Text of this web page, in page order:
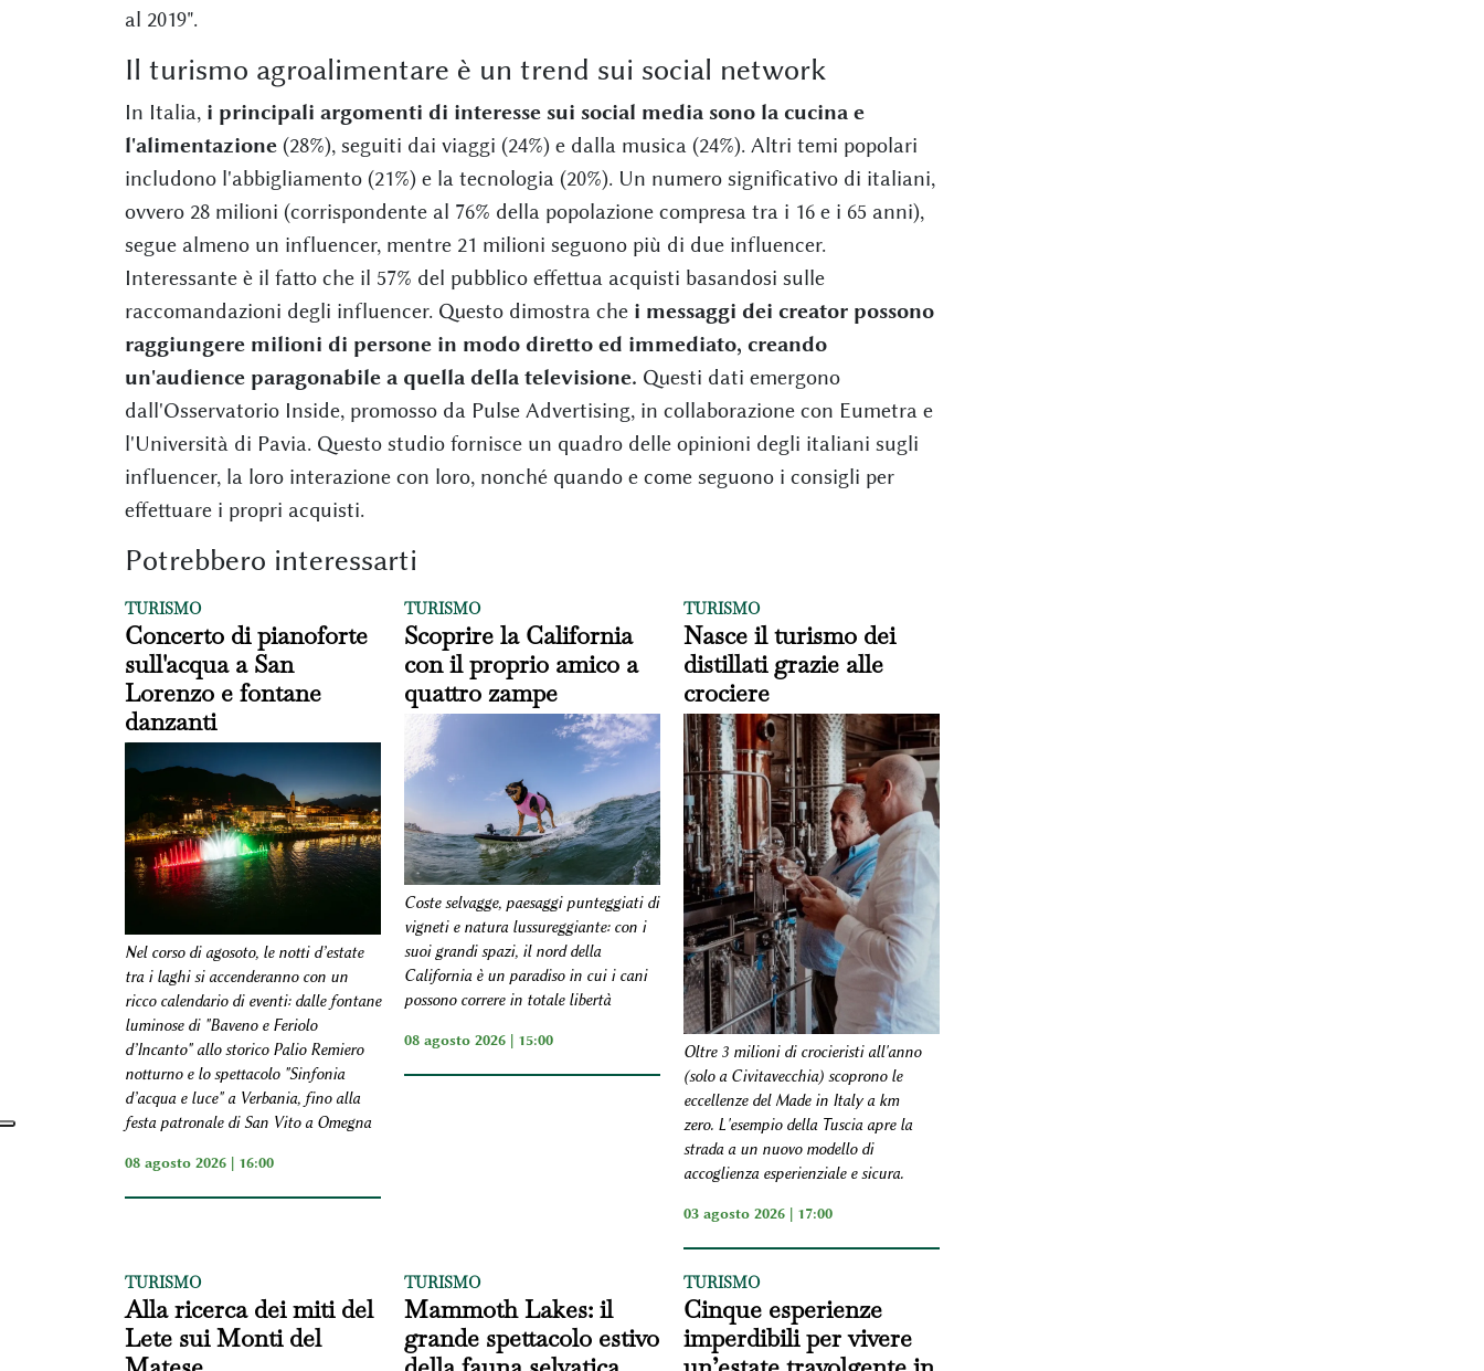
al 2019".
Il turismo agroalimentare è un trend sui social network
In Italia,i principali argomenti di interesse sui social media sono la cucina e
l'alimentazione(28%), seguiti dai viaggi (24%) e dalla musica (24%). Altri temi popolari
includono l'abbigliamento (21%) e la tecnologia (20%). Un numero significativo di italiani,
ovvero 28 milioni (corrispondente al 76% della popolazione compresa tra i 16 e i 65 anni),
segue almeno un influencer, mentre 21 milioni seguono più di due influencer.
Interessante è il fatto che il 57% del pubblico effettua acquisti basandosi sulle
raccomandazioni degli influencer. Questo dimostra chei messaggi dei creator possono
raggiungere milioni di persone in modo diretto ed immediato, creando
un'audience paragonabile a quella della televisione. Questi dati emergono
dall'Osservatorio Inside, promosso da Pulse Advertising, in collaborazione con Eumetra e
l'Università di Pavia. Questo studio fornisce un quadro delle opinioni degli italiani sugli
influencer, la loro interazione con loro, nonché quando e come seguono i consigli per
effettuare i propri acquisti.
Potrebbero interessarti
TURISMO
Concerto di pianoforte
sull'acqua a San
Lorenzo e fontane
danzanti
Nel corso di agosoto, le notti d’estate
tra i laghi si accenderanno con un
ricco calendario di eventi: dalle fontane
luminose di "Baveno e Feriolo
d’Incanto" allo storico Palio Remiero
notturno e lo spettacolo "Sinfonia
d’acqua e luce" a Verbania, fino alla
festa patronale di San Vito a Omegna
08 agosto 2026 | 16:00
TURISMO
Scoprire la California
con il proprio amico a
quattro zampe
Coste selvagge, paesaggi punteggiati di
vigneti e natura lussureggiante: con i
suoi grandi spazi, il nord della
California è un paradiso in cui i cani
possono correre in totale libertà
08 agosto 2026 | 15:00
TURISMO
Nasce il turismo dei
distillati grazie alle
crociere
Oltre 3 milioni di crocieristi all'anno
(solo a Civitavecchia) scoprono le
eccellenze del Made in Italy a km
zero. L'esempio della Tuscia apre la
strada a un nuovo modello di
accoglienza esperienziale e sicura.
03 agosto 2026 | 17:00
TURISMO
Alla ricerca dei miti del
Lete sui Monti del
TURISMO
Mammoth Lakes: il
grande spettacolo estivo
TURISMO
Cinque esperienze
imperdibili per vivere